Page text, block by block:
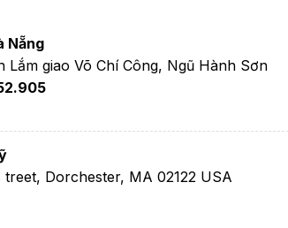
Nẵng
Lắm giao Võ Chí Công, Ngũ Hành Sơn
treet, Dorchester, MA 02122 USA